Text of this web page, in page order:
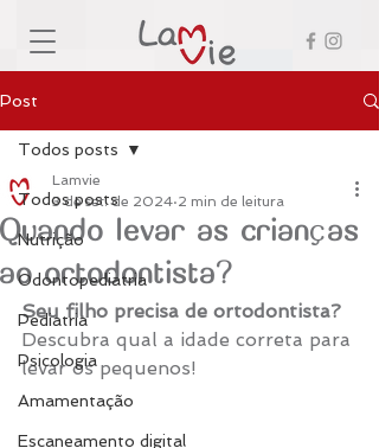
Post
Todos posts
Nutrição
Odontopediatria
Pediatria
Psicologia
Amamentação
Escaneamento digital
Todos posts
Quando levar as crianças
ao ortodontista?
Lamvie
3 de set. de 2024 2 min de leitura
Seu filho precisa de ortodontista?
Descubra qual a idade correta para
levar os pequenos!